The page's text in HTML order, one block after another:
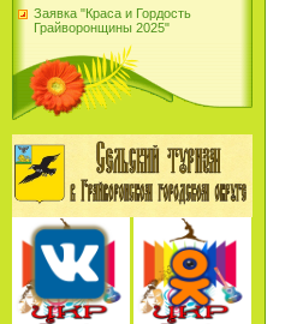
Заявка "Краса и Гордость
Грайворонщины 2025"